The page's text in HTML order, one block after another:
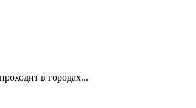
в городах...